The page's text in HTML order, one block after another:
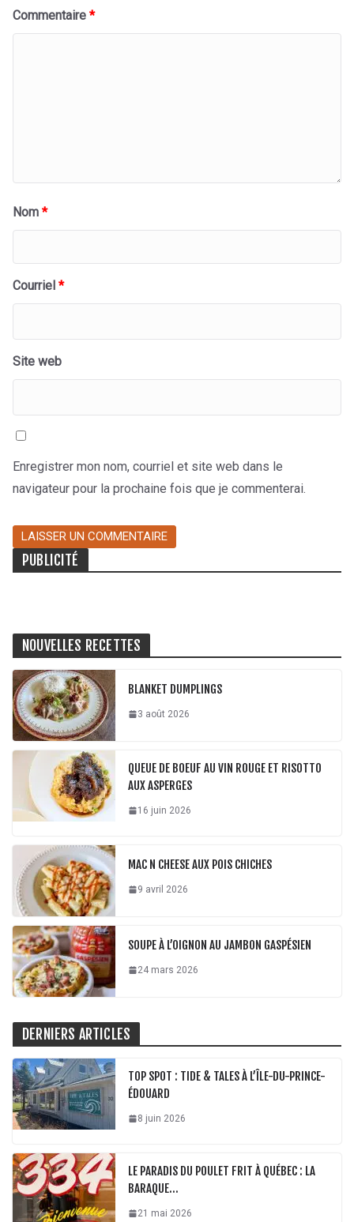
Commentaire *
Nom *
Courriel *
Site web
Enregistrer mon nom, courriel et site web dans le
navigateur pour la prochaine fois que je commenterai.
PUBLICITÉ
NOUVELLES RECETTES
BLANKET DUMPLINGS
3 août 2026
QUEUE DE BOEUF AU VIN ROUGE ET RISOTTO
AUX ASPERGES
16 juin 2026
MAC N CHEESE AUX POIS CHICHES
9 avril 2026
SOUPE À L’OIGNON AU JAMBON GASPÉSIEN
24 mars 2026
DERNIERS ARTICLES
TOP SPOT : TIDE & TALES À L’ÎLE-DU-PRINCE-
ÉDOUARD
8 juin 2026
LE PARADIS DU POULET FRIT À QUÉBEC : LA
BARAQUE…
21 mai 2026